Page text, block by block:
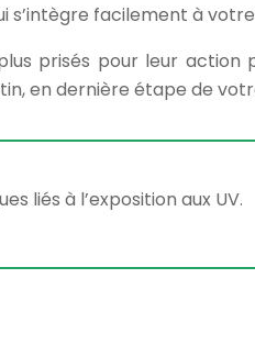
s’intègre facilement à
prisés pour leur
en dernière étape de
liés à l’exposition aux UV.